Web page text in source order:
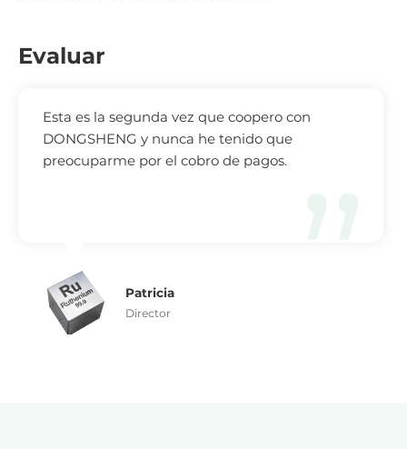
Evaluar
Esta es la segunda vez que coopero con
DONGSHENG y nunca he tenido que
preocuparme por el cobro de pagos.
Patricia
Director